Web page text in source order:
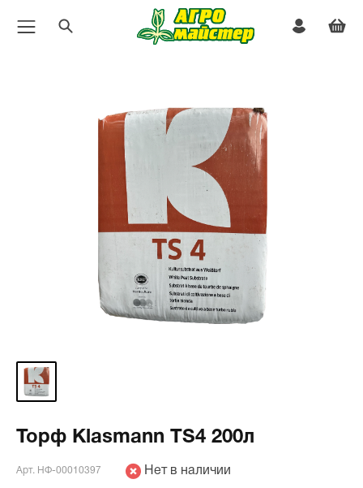
Торф Klasmann TS4 200л
Арт. НФ-00010397 Нет в наличии